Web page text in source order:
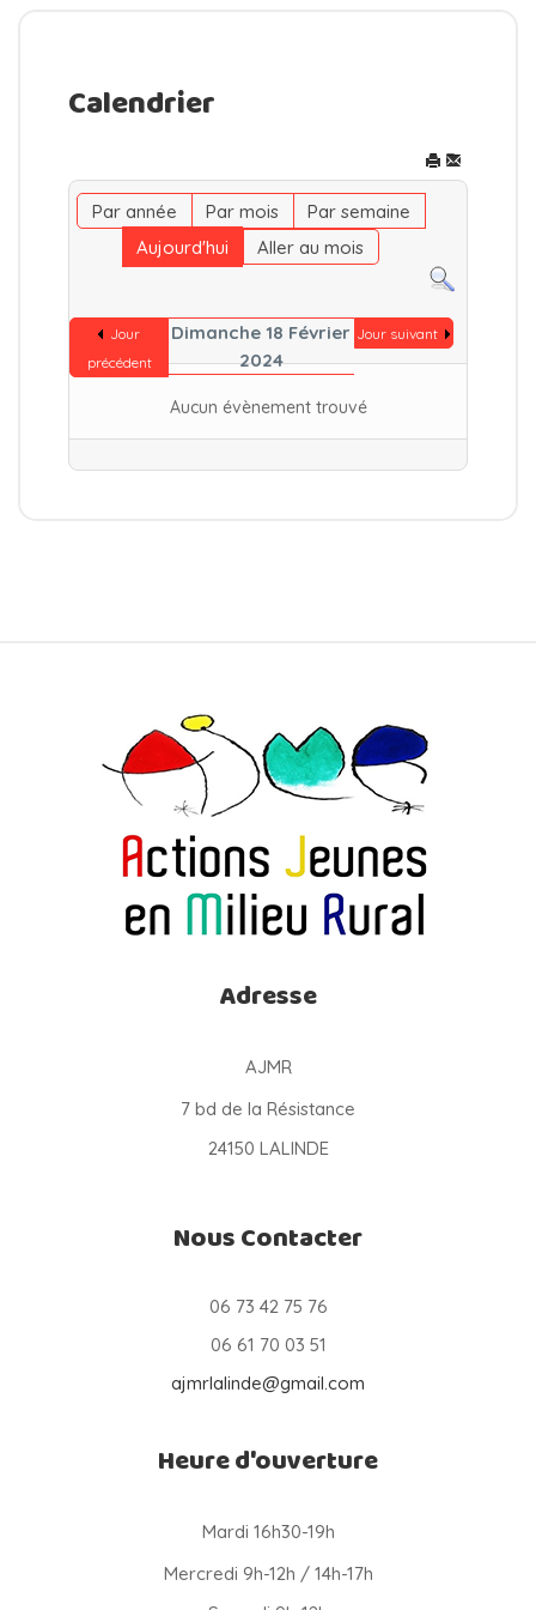
Calendrier
Par année Par mois
Par semaine
Aujourd'hui
Aller au mois
Jour
précédent
Dimanche 18 Février
2024
Jour suivant
Aucun évènement trouvé
Adresse
AJMR
7 bd de la Résistance
24150 LALINDE
Nous Contacter
06 73 42 75 76
06 61 70 03 51
ajmrlalinde@gmail.com
Heure d'ouverture
Mardi 16h30-19h
Mercredi 9h-12h / 14h-17h